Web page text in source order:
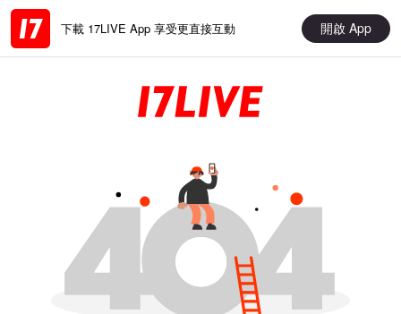
下載 17LIVE App 享受更直接互動 開啟 App